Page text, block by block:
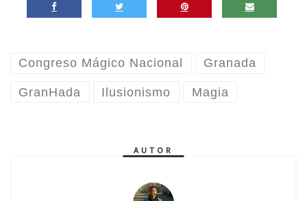
Congreso Mágico Nacional Granada
GranHada Ilusionismo Magia
AUTOR